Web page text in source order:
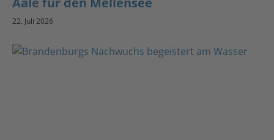
22. Juli 2026